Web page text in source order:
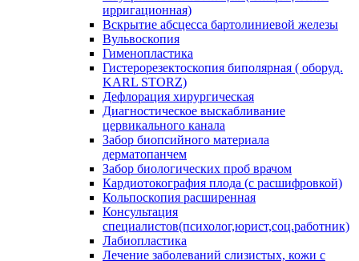
ирригационная)
Вскрытие абсцесса бартолиниевой железы
Вульвоскопия
Гименопластика
Гистерорезектоскопия биполярная ( оборуд.
KARL STORZ)
Дефлорация хирургическая
Диагностическое выскабливание
цервикального канала
Забор биопсийного материала
дерматопанчем
Забор биологических проб врачом
Кардиотокография плода (с расшифровкой)
Кольпоскопия расширенная
Консультация
специалистов(психолог,юрист,соц.работник)
Лабиопластика
Лечение заболеваний слизистых, кожи с